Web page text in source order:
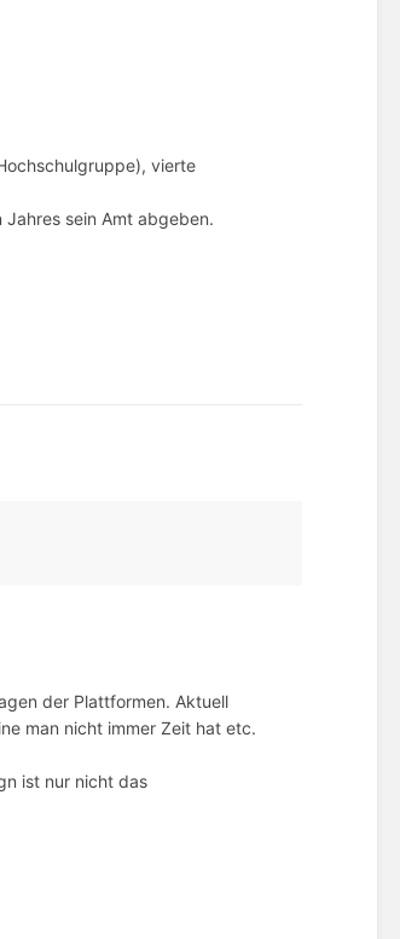
vierte
sein Amt abgeben.
der Plattformen. Aktuell
man nicht immer Zeit hat etc.
ist nur nicht das